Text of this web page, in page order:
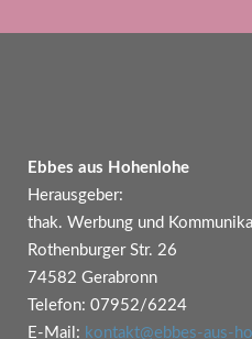
Ebbes aus Hohenlohe
Herausgeber:
thak. Werbung und
Rothenburger Str. 26
74582 Gerabronn
Telefon: 07952/6224
E-Mail: kontakt@ebbes-aus-